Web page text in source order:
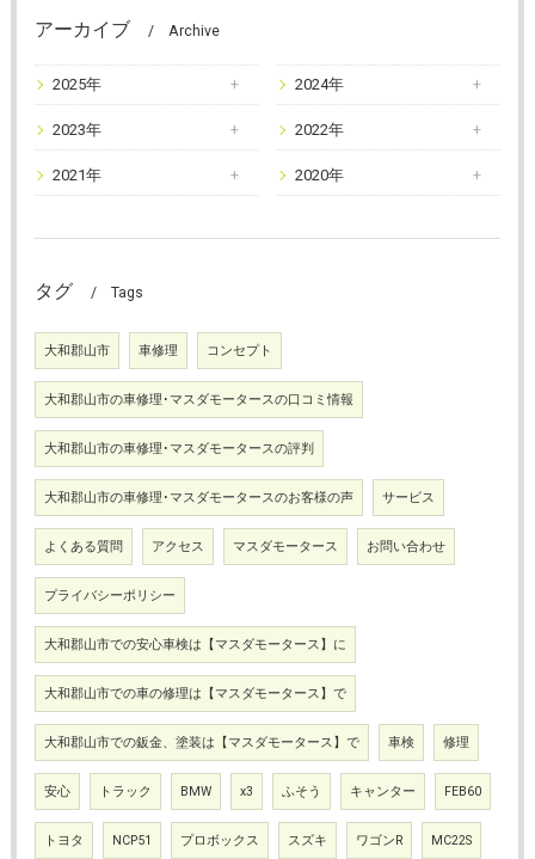
アーカイブ Archive
2025年 2024年
2023年 2022年
2021年 2020年
タグ Tags
大和郡山市 車修理 コンセプト
大和郡山市の車修理･マスダモータースの口コミ情報
大和郡山市の車修理･マスダモータースの評判
大和郡山市の車修理･マスダモータースのお客様の声 サービス
よくある質問 アクセス マスダモータース お問い合わせ
プライバシーポリシー
大和郡山市での安心車検は【マスダモータース】に
大和郡山市での車の修理は【マスダモータース】で
大和郡山市での鈑金、塗装は【マスダモータース】で 車検 修理
安心 トラック BMW x3 ふそう キャンター FEB60
トヨタ NCP51 プロボックス スズキ ワゴンR MC22S